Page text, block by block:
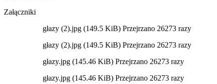
Załączniki
głazy (2).jpg (149.5 KiB) Przejrzano 26273 razy
głazy (2).jpg (149.5 KiB) Przejrzano 26273 razy
głazy.jpg (145.46 KiB) Przejrzano 26273 razy
głazy.jpg (145.46 KiB) Przejrzano 26273 razy